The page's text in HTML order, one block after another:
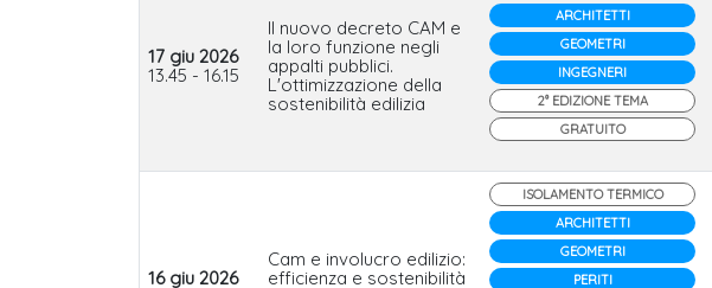
17 giu 2026
13.45 - 16.15
Il nuovo decreto CAM e
la loro funzione negli
appalti pubblici.
L'ottimizzazione della
sostenibilità edilizia
ARCHITETTI
GEOMETRI
INGEGNERI
2° EDIZIONE TEMA
GRATUITO
16 giu 2026
Cam e involucro edilizio:
efficienza e sostenibilità
ISOLAMENTO TERMICO
ARCHITETTI
GEOMETRI
PERITI